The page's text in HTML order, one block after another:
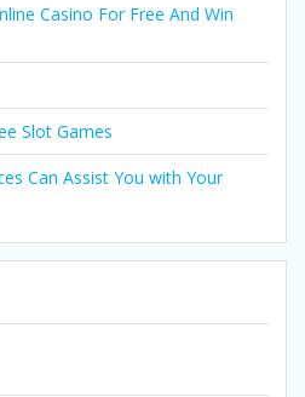
Casino For Free And Win
Slot Games
Can Assist You with Your